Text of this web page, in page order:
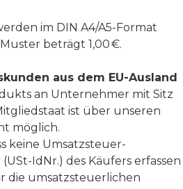
im DIN A4/A5-Format
beträgt 1,00 €.
aus dem EU-Ausland
an Unternehmer mit Sitz
ist über unseren
möglich.
keine Umsatzsteuer-
IdNr.) des Käufers erfassen
die umsatzsteuerlichen